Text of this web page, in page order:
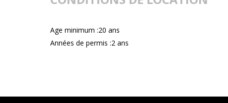
Age minimum :20 ans
Années de permis :2 ans